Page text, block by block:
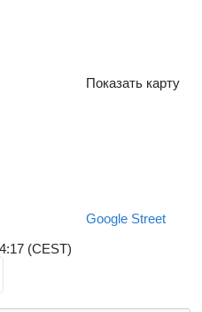
Показать карту
Google Street
(CEST)